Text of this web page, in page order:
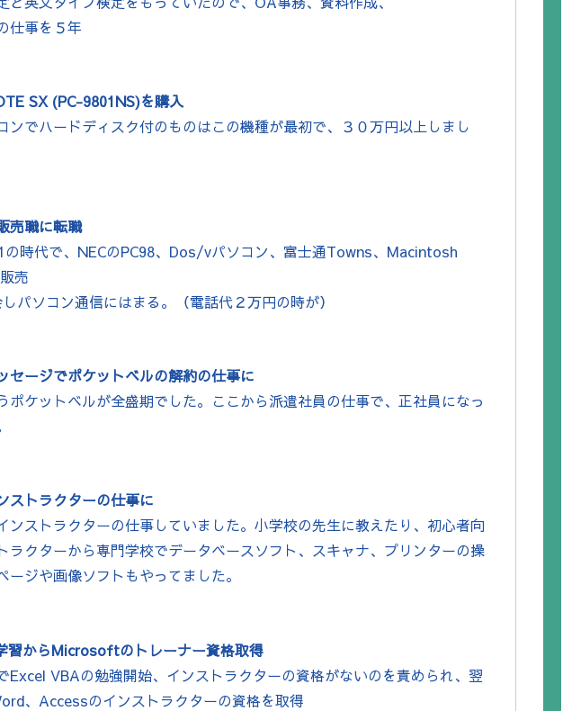
仕事を５年
SX (PC-9801NS)を購入
ンでハードディスク付のものはこの機種が最初で、３０万円以上しまし
売職に転職
時代で、NECのPC98、Dos/vパソコン、富士通Towns、Macintosh
売
パソコン通信にはまる。（電話代２万円の時が）
セージでポケットベルの解約の仕事に
ポケットベルが全盛期でした。ここから派遣社員の仕事で、正社員になっ
ストラクターの仕事に
ンストラクターの仕事していました。小学校の先生に教えたり、初心者向
ラクターから専門学校でデータベースソフト、スキャナ、プリンターの操
ージや画像ソフトもやってました。
習からMicrosoftのトレーナー資格取得
Excel VBAの勉強開始、インストラクターの資格がないのを責められ、翌
、Accessのインストラクターの資格を取得